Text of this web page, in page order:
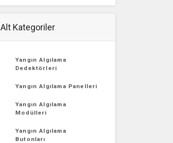
Alt Kategoriler
Yangın Algılama
Dedektörleri
Yangın Algılama Panelleri
Yangın Algılama
Modülleri
Yangın Algılama
Butonları